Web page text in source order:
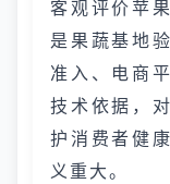
客观评价苹
是果蔬基地
准入、电商
技术依据，
护消费者健
义重大。